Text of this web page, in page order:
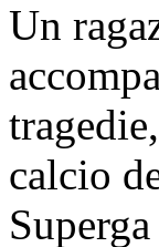
Un
calcio